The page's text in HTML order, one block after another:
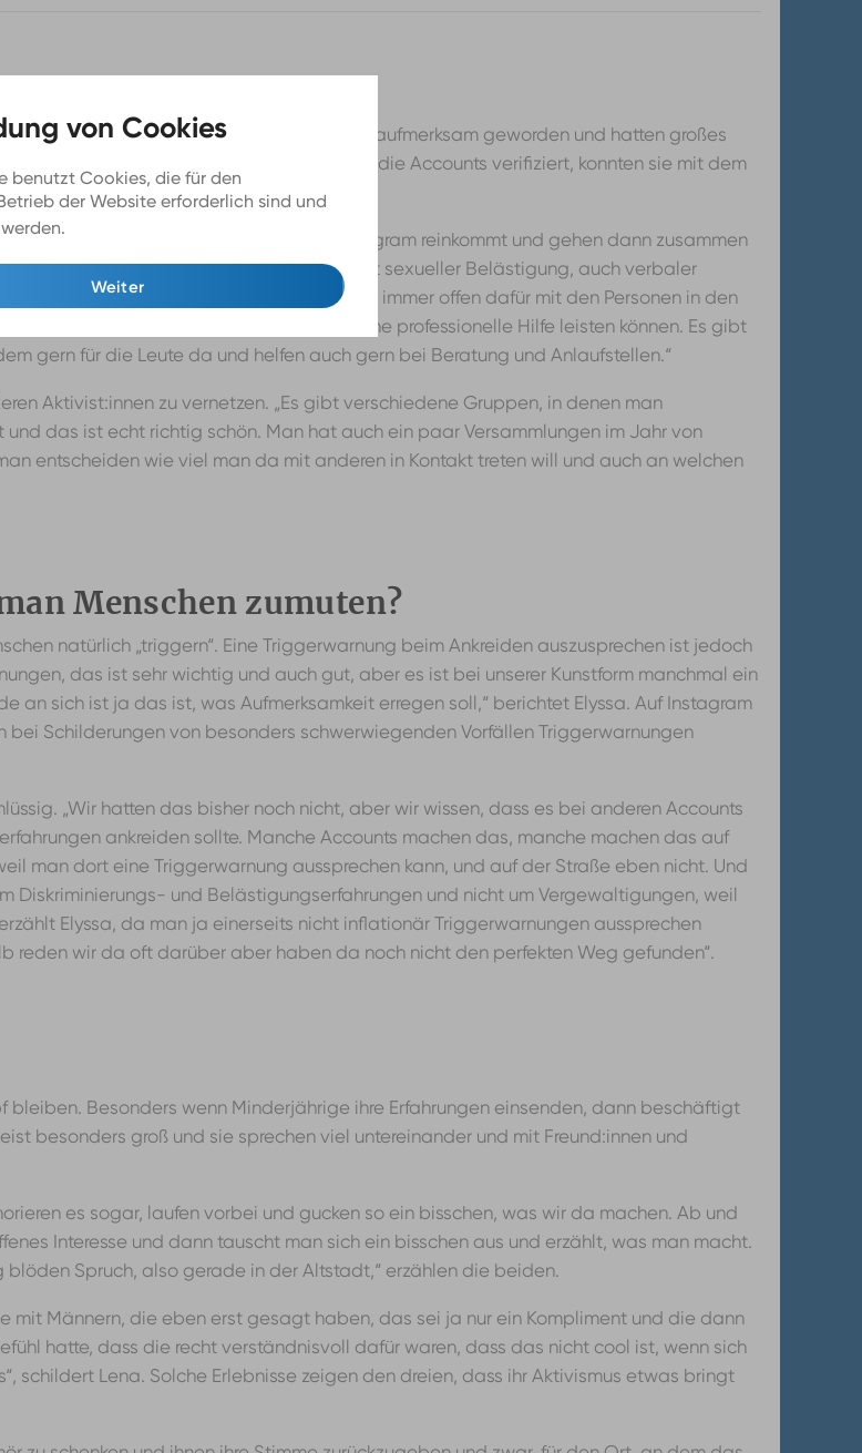
benutzt Cookies, die für den
der Website erforderlich sind und
Weiter
Instagram auf die „Catcalls“-Accounts aufmerksam geworden und hatten großes
bei Chalkback, der Organisation, die die Accounts verifiziert, konnten sie mit dem
aus, wenn eine neue Nachricht bei Instagram reinkommt und gehen dann zusammen
„Erfahrungen mit sexueller Belästigung, auch verbaler
erzählt Lena. „Wir sind auch immer offen dafür mit den Personen in den
wichtig hervorzuheben, dass wir keine professionelle Hilfe leisten können. Es gibt
gern für die Leute da und helfen auch gern bei Beratung und Anlaufstellen.“
Aktivist:innen zu vernetzen. „Es gibt verschiedene Gruppen, in denen man
das ist echt richtig schön. Man hat auch ein paar Versammlungen im Jahr von
entscheiden wie viel man da mit anderen in Kontakt treten will und auch an welchen
Menschen zumuten?
natürlich „triggern“. Eine Triggerwarnung beim Ankreiden auszusprechen ist jedoch
das ist sehr wichtig und auch gut, aber es ist bei unserer Kunstform manchmal ein
an sich ist ja das ist, was Aufmerksamkeit erregen soll,“ berichtet Elyssa. Auf Instagram
Schilderungen von besonders schwerwiegenden Vorfällen Triggerwarnungen
„Wir hatten das bisher noch nicht, aber wir wissen, dass es bei anderen Accounts
ankreiden sollte. Manche Accounts machen das, manche machen das auf
man dort eine Triggerwarnung aussprechen kann, und auf der Straße eben nicht. Und
Diskriminierungs- und Belästigungserfahrungen und nicht um Vergewaltigungen, weil
Elyssa, da man ja einerseits nicht inflationär Triggerwarnungen aussprechen
reden wir da oft darüber aber haben da noch nicht den perfekten Weg gefunden“.
Besonders wenn Minderjährige ihre Erfahrungen einsenden, dann beschäftigt
besonders groß und sie sprechen viel untereinander und mit Freund:innen und
es sogar, laufen vorbei und gucken so ein bisschen, was wir da machen. Ab und
Interesse und dann tauscht man sich ein bisschen aus und erzählt, was man macht.
Spruch, also gerade in der Altstadt,“ erzählen die beiden.
mit Männern, die eben erst gesagt haben, das sei ja nur ein Kompliment und die dann
hatte, dass die recht verständnisvoll dafür waren, dass das nicht cool ist, wenn sich
schildert Lena. Solche Erlebnisse zeigen den dreien, dass ihr Aktivismus etwas bringt